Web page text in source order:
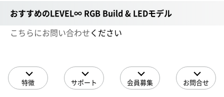
おすすめのLEVEL∞ RGB Build & LEDモデル
こちらにお問い合わせください
特徴 サポート 会員募集 お問合せ